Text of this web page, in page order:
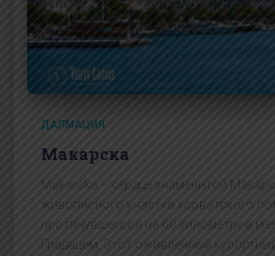
ДАЛМАЦИЯ
Макарска
Makarska – сердце знаменитой
живописного участка хорватского
протянувшегося на 60 километров
Градацем. Этот оживленный